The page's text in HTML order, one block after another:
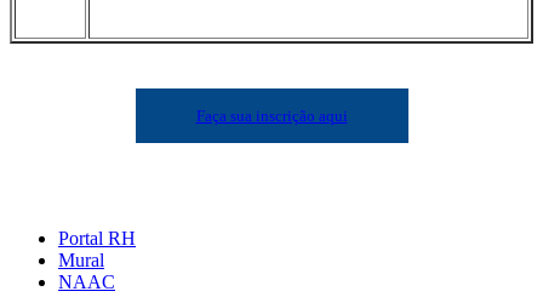
Faça sua inscrição aqui
Portal RH
Mural
NAAC